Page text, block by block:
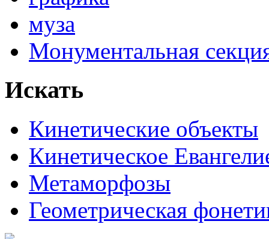
муза
Монументальная
Искать
Кинетические объекты
Кинетическое
Метаморфозы
Геометрическая